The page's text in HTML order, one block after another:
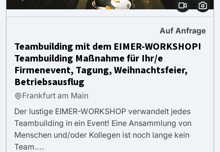
Auf Anfrage
Teambuilding mit dem EIMER-WORKSHOP!
Teambuilding Maßnahme für Ihr/e
Firmenevent, Tagung, Weihnachtsfeier,
Betriebsausflug
Frankfurt am Main
Der lustige EIMER-WORKSHOP verwandelt jedes
Teambuilding in ein Event! Eine Ansammlung von
Menschen und/oder Kollegen ist noch lange kein
Team....